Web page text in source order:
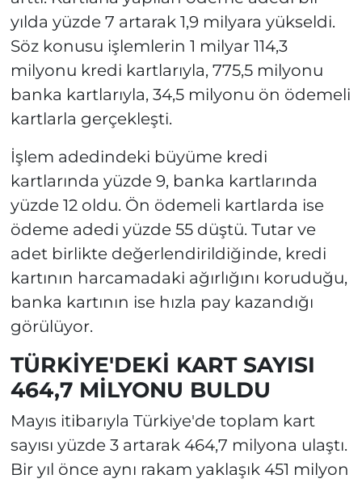
yılda yüzde 7 artarak 1,9 milyara yükseldi.
Söz konusu işlemlerin 1 milyar 114,3
milyonu kredi kartlarıyla, 775,5 milyonu
banka kartlarıyla, 34,5 milyonu ön ödemeli
kartlarla gerçekleşti.
İşlem adedindeki büyüme kredi
kartlarında yüzde 9, banka kartlarında
yüzde 12 oldu. Ön ödemeli kartlarda ise
ödeme adedi yüzde 55 düştü. Tutar ve
adet birlikte değerlendirildiğinde, kredi
kartının harcamadaki ağırlığını koruduğu,
banka kartının ise hızla pay kazandığı
görülüyor.
TÜRKİYE'DEKİ KART SAYISI
464,7 MİLYONU BULDU
Mayıs itibarıyla Türkiye'de toplam kart
sayısı yüzde 3 artarak 464,7 milyona ulaştı.
Bir yıl önce aynı rakam yaklaşık 451 milyon